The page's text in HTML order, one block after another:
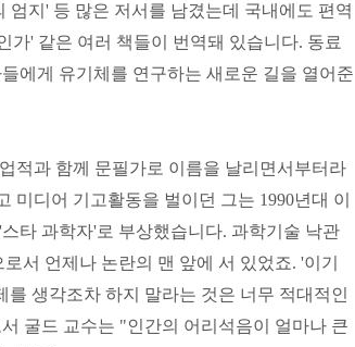
지' 등 많은 저서를 남겼는데 국내에도 편역
가' 같은 여러 책들이 번역돼 있습니다. 동료
에게 유기체를 연구하는 새로운 길을 열어준
적과 함께 문필가로 이름을 날리면서부터라
미디어 기고활동을 벌이던 그는 1990년대 이
타 과학자'로 부상했습니다. 과학기술 낙관
서 언제나 논란의 맨 앞에 서 있었죠. '이기
생각조차 하지 말라는 것은 너무 적대적인
굴드 교수는 "인간의 어리석음이 얼마나 큰